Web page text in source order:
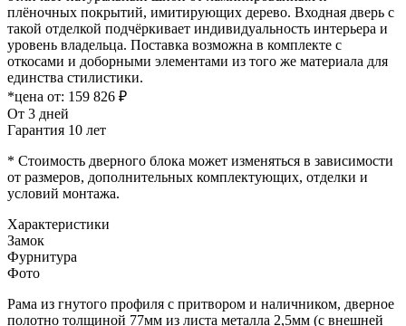
плёночных покрытий, имитирующих дерево. Входная дверь с
такой отделкой подчёркивает индивидуальность интерьера и
уровень владельца. Поставка возможна в комплекте с
откосами и доборными элементами из того же материала для
единства стилистики.
*цена от: 159 826 ₽
От 3 дней
Гарантия 10 лет
* Стоимость дверного блока может изменяться в зависимости
от размеров, дополнительных комплектующих, отделки и
условий монтажа.
Характеристики
Замок
Фурнитура
Фото
Рама из гнутого профиля с притвором и наличником, дверное
полотно толщиной 77мм из листа металла 2,5мм (с внешней